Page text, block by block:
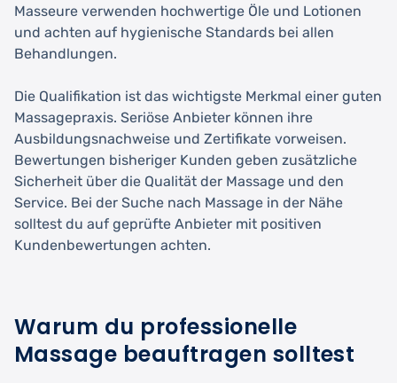
Masseure verwenden hochwertige Öle und Lotionen
und achten auf hygienische Standards bei allen
Behandlungen.
Die Qualifikation ist das wichtigste Merkmal einer guten
Massagepraxis. Seriöse Anbieter können ihre
Ausbildungsnachweise und Zertifikate vorweisen.
Bewertungen bisheriger Kunden geben zusätzliche
Sicherheit über die Qualität der Massage und den
Service. Bei der Suche nach Massage in der Nähe
solltest du auf geprüfte Anbieter mit positiven
Kundenbewertungen achten.
Warum du professionelle
Massage beauftragen solltest